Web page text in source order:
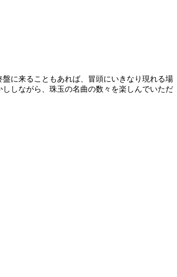
盤に来ることもあれば、冒頭にいきなり現れる場
しながら、珠玉の名曲の数 々を楽しんでいただ